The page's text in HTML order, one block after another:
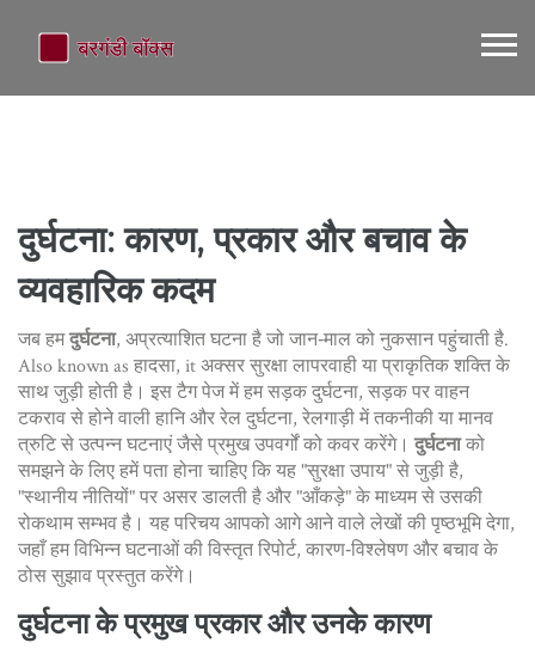
दुर्घटना: कारण, प्रकार और बचाव के
व्यवहारिक कदम
जब हमदुर्घटना, अप्रत्याशित घटना है जो जान‑माल को नुकसान पहुंचाती है.
Also known as हादसा, it अक्सर सुरक्षा लापरवाही या प्राकृतिक शक्ति के
साथ जुड़ी होती है। इस टैग पेज में हमसड़क दुर्घटना, सड़क पर वाहन
टकराव से होने वाली हानिऔररेल दुर्घटना, रेलगाड़ी में तकनीकी या मानव
त्रुटि से उत्पन्न घटनाएंजैसे प्रमुख उपवर्गों को कवर करेंगे। दुर्घटनाको
समझने के लिए हमें पता होना चाहिए कि यह "सुरक्षा उपाय" से जुड़ी है,
"स्थानीय नीतियों" पर असर डालती है और "आँकड़े" के माध्यम से उसकी
रोकथाम सम्भव है। यह परिचय आपको आगे आने वाले लेखों की पृष्ठभूमि देगा,
जहाँ हम विभिन्न घटनाओं की विस्तृत रिपोर्ट, कारण‑विश्लेषण और बचाव के
ठोस सुझाव प्रस्तुत करेंगे।
दुर्घटना के प्रमुख प्रकार और उनके कारण